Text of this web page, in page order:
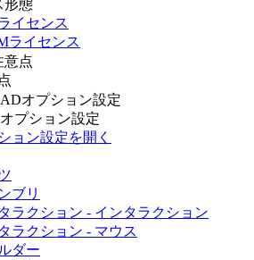
形態
イセンス
ライセンス
意点
オプション設定
プション設定
ョン設定を開く
ブリ
ラクション - インタラクション
ラクション - マウス
ダー